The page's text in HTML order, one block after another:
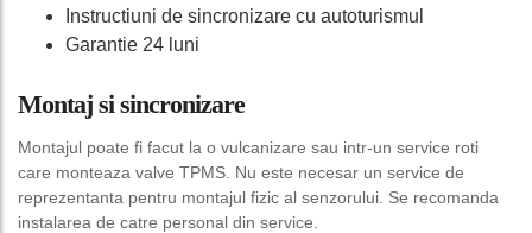
Instructiuni de sincronizare cu autoturismul
Garantie 24 luni
Montaj si sincronizare
Montajul poate fi facut la o vulcanizare sau intr-un service roti
care monteaza valve TPMS. Nu este necesar un service de
reprezentanta pentru montajul fizic al senzorului. Se recomanda
instalarea de catre personal din service.